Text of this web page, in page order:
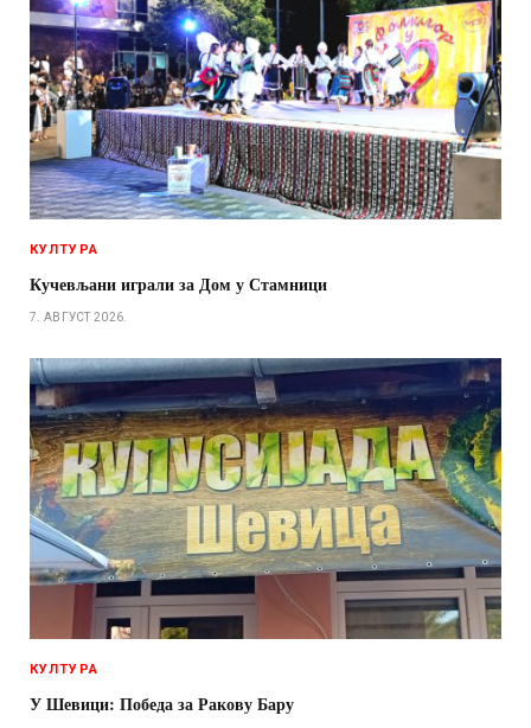
КУЛТУРА
Кучевљани играли за Дом у Стамници
7. АВГУСТ 2026.
КУЛТУРА
У Шевици: Победа за Ракову Бару